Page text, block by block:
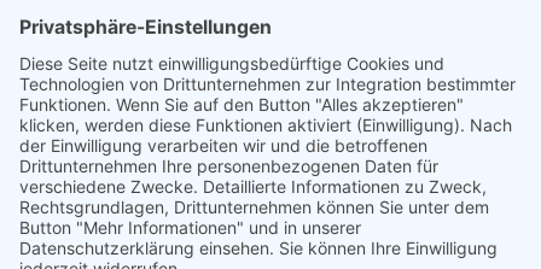
Wie viele Arbeitsschritte entstehen bei der
Ladungssicherung nur deshalb, weil es schon immer so
gemacht wurde?
Anti-Rutsch-Matten zuschneiden, positionieren,
kontrollieren und regelmäßig ersetzen. Jeder einzelne
Schritt kostet Zeit. Bei mehreren Verladungen pro Tag
summiert sich das schnell.
WEITERLESEN »